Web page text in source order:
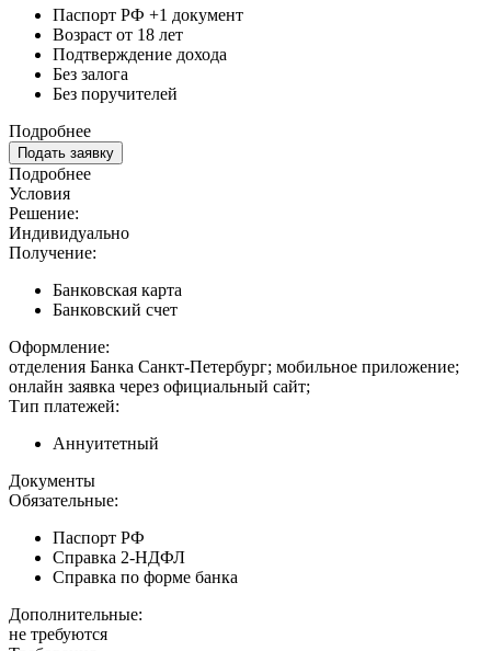
Паспорт РФ +1 документ
Возраст от 18 лет
Подтверждение дохода
Без залога
Без поручителей
Подробнее
Подать заявку
Подробнее
Условия
Решение:
Индивидуально
Получение:
Банковская карта
Банковский счет
Оформление:
отделения Банка Санкт-Петербург; мобильное приложение;
онлайн заявка через официальный сайт;
Тип платежей:
Аннуитетный
Документы
Обязательные:
Паспорт РФ
Справка 2-НДФЛ
Справка по форме банка
Дополнительные:
не требуются